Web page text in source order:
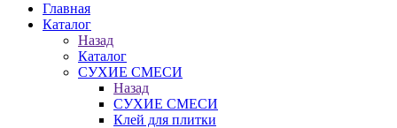
Главная
Каталог
Назад
Каталог
СУХИЕ СМЕСИ
Назад
СУХИЕ СМЕСИ
Клей для плитки